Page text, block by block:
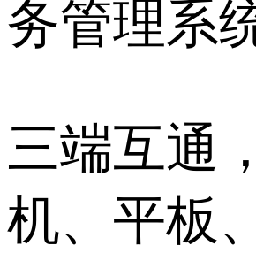
务管理系
三端互通
机、平板